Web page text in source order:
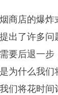
烟商店的爆
出了许多
要后退一步
为什么我们
们将花时